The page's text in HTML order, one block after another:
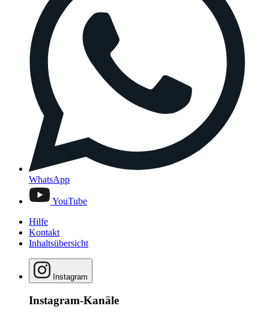
WhatsApp
YouTube
Hilfe
Kontakt
Inhaltsübersicht
Instagram
Instagram-Kanäle